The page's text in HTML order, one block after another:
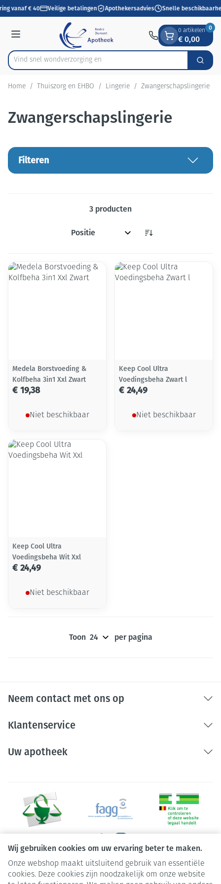
Wij gebruiken cookies om uw ervaring beter te maken.
Onze webshop maakt uitsluitend gebruik van essentiële
cookies. Deze cookies zijn noodzakelijk om onze website
Ga naar de inhoud
1 van 1
vanaf € 40 Veilige betalingen Apothekersadvies Snelle
Menu
Product, merk, categorie...
Vind snel wondverzorgin Zoek
0 artikelen
€ 0,00
0
Home / Thuiszorg en EHBO / Lingerie / Zwangerschapslingerie
Zwangerschapslingerie
Filteren
3 producten
Sorteer op:
Medela Borstvoeding &
Kolfbeha 3in1 Xxl Zwart
€ 19,38
Niet beschikbaar
Keep Cool Ultra
Voedingsbeha Zwart l
€ 24,49
Niet beschikbaar
Keep Cool Ultra
Voedingsbeha Wit Xxl
€ 24,49
Niet beschikbaar
Toon per pagina
Neem contact met ons op
Klantenservice
Uw apotheek
Juridische links